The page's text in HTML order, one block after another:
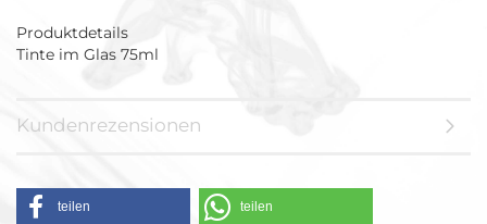
Produktdetails
Tinte im Glas 75ml
Kundenrezensionen
teilen teilen